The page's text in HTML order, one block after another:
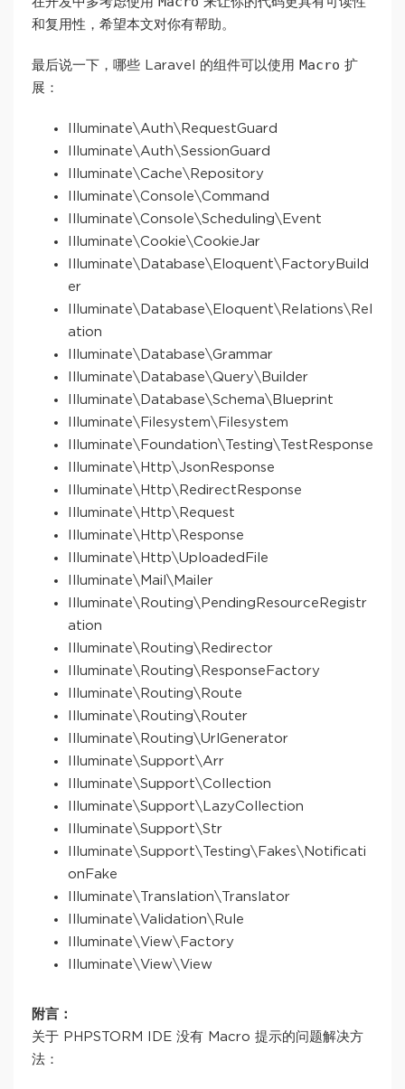
和复用性，希望本文对你有帮助。
最后说一下，哪些 Laravel 的组件可以使用 Macro 扩
展：
Illuminate\Auth\RequestGuard
Illuminate\Auth\SessionGuard
Illuminate\Cache\Repository
Illuminate\Console\Command
Illuminate\Console\Scheduling\Event
Illuminate\Cookie\CookieJar
Illuminate\Database\Eloquent\FactoryBuild
er
Illuminate\Database\Eloquent\Relations\Rel
ation
Illuminate\Database\Grammar
Illuminate\Database\Query\Builder
Illuminate\Database\Schema\Blueprint
Illuminate\Filesystem\Filesystem
Illuminate\Foundation\Testing\TestResponse
Illuminate\Http\JsonResponse
Illuminate\Http\RedirectResponse
Illuminate\Http\Request
Illuminate\Http\Response
Illuminate\Http\UploadedFile
Illuminate\Mail\Mailer
Illuminate\Routing\PendingResourceRegistr
ation
Illuminate\Routing\Redirector
Illuminate\Routing\ResponseFactory
Illuminate\Routing\Route
Illuminate\Routing\Router
Illuminate\Routing\UrlGenerator
Illuminate\Support\Arr
Illuminate\Support\Collection
Illuminate\Support\LazyCollection
Illuminate\Support\Str
Illuminate\Support\Testing\Fakes\Notificati
onFake
Illuminate\Translation\Translator
Illuminate\Validation\Rule
Illuminate\View\Factory
Illuminate\View\View
附言：
关于 PHPSTORM IDE 没有 Macro 提示的问题解决方
法：